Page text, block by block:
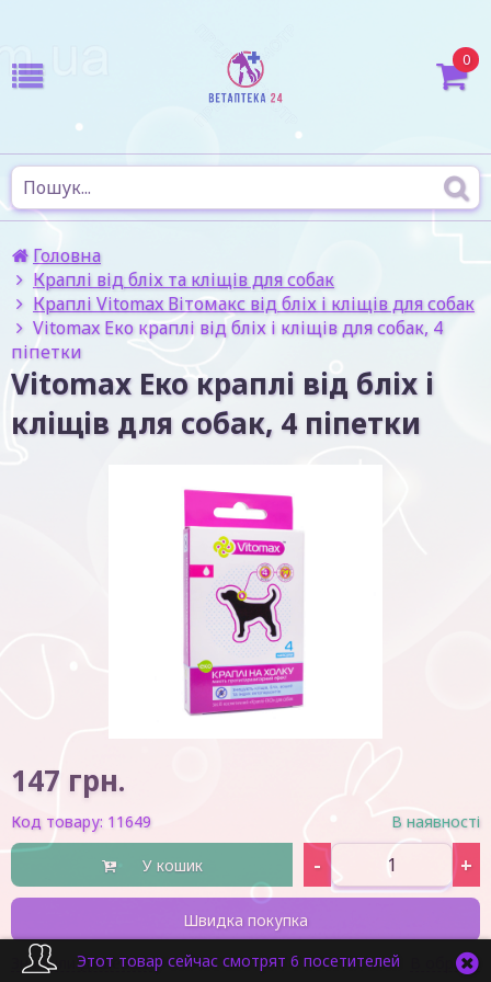
0
Головна
Краплі від бліх та кліщів для собак
Краплі Vitomax Вітомакс від бліх і кліщів для собак
Vitomax Еко краплі від бліх і кліщів для собак, 4
піпетки
Vitomax Еко краплі від бліх і
кліщів для собак, 4 піпетки
147 грн.
Код товару: 11649 В наявності
У кошик - +
Швидка покупка
Знайшли дешевше? В обране
Этот товар сейчас смотрят 6 посетителей